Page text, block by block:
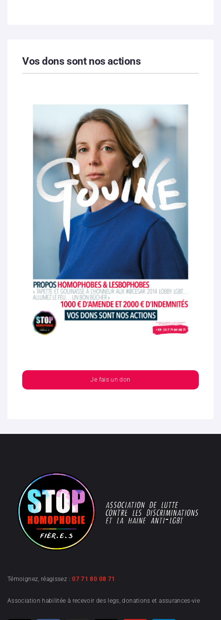
Vos dons sont nos actions
Je fais un don
Témoignez, réagissez :07 71 80 08 71
Association habilitée à recevoir des legs, donations et assurances-vie